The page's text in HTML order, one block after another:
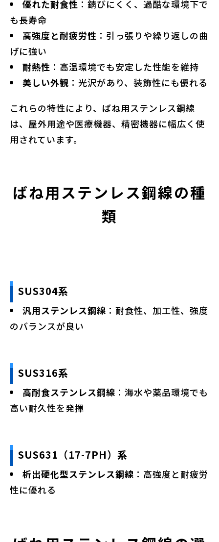
優れた耐食性 ：錆びにくく、過酷な環境下で
も長寿命
高強度と耐疲労性 ：引っ張りや繰り返しの曲
げに強い
耐熱性 ：高温環境でも安定した性能を維持
美しい外観 ：光沢があり、装飾性にも優れる
これらの特性により、ばね用ステンレス鋼線
は、屋外用途や医療機器、精密機器に幅広く使
用されています。
ばね用ステンレス鋼線の種
類
SUS304系
汎用ステンレス鋼線 ：耐食性、加工性、強度
のバランスが良い
SUS316系
高耐食ステンレス鋼線 ：海水や薬品環境でも
高い耐久性を発揮
SUS631（17-7PH）系
析出硬化型ステンレス鋼線 ：高強度と耐疲労
性に優れる